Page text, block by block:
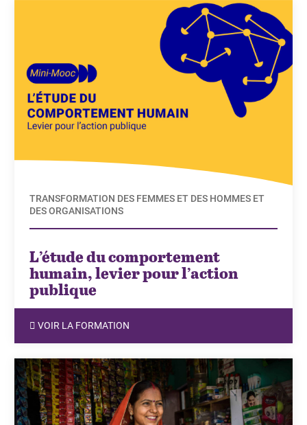
TRANSFORMATION DES FEMMES ET DES HOMMES ET
DES ORGANISATIONS
L’étude du comportement
humain, levier pour l’action
publique
VOIR LA FORMATION